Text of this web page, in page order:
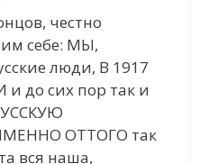
честно
себе: МЫ,
люди, В 1917
до сих пор так и
ОТТОГО так
вся наша,